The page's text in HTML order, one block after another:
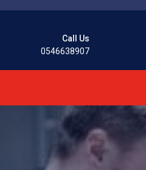
Call Us
0546638907